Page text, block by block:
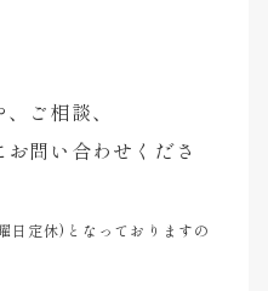
ご相談、
問い合わせくださ
定休)となっておりますの